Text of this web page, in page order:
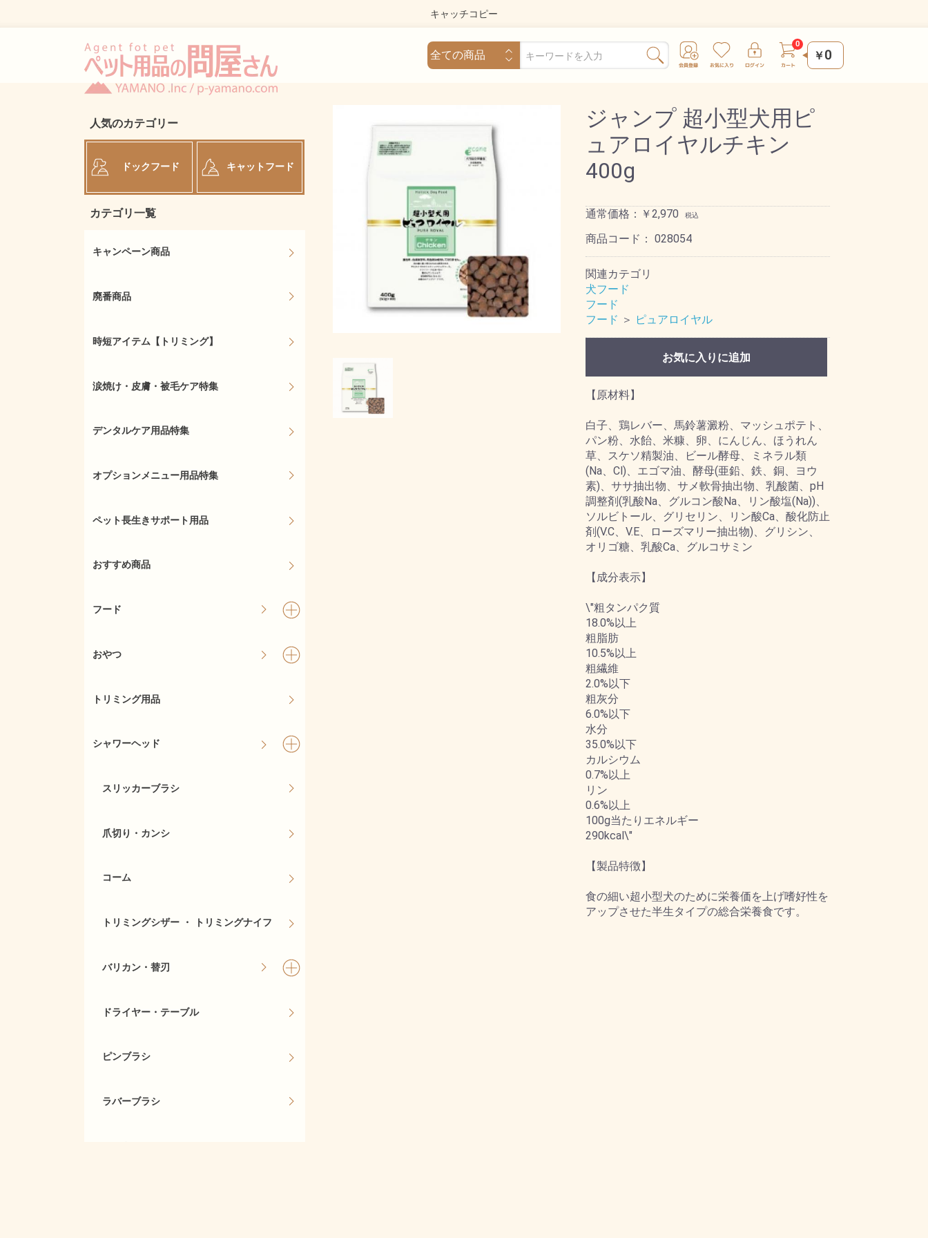
キャッチコピー
￥0
ジャンプ 超小型犬用ピ
ュアロイヤルチキン
400g
通常価格：￥2,970 税込
商品コード： 028054
関連カテゴリ
犬フード
フード
フード ＞ ピュアロイヤル
お気に入りに追加
【原材料】
白子、鶏レバー、馬鈴薯澱粉、マッシュポテト、
パン粉、水飴、米糠、卵、にんじん、ほうれん
草、スケソ精製油、ビール酵母、ミネラル類
(Na、Cl)、エゴマ油、酵母(亜鉛、鉄、銅、ヨウ
素)、ササ抽出物、サメ軟骨抽出物、乳酸菌、pH
調整剤(乳酸Na、グルコン酸Na、リン酸塩(Na))、
ソルビトール、グリセリン、リン酸Ca、酸化防止
剤(V.C、V.E、ローズマリー抽出物)、グリシン、
オリゴ糖、乳酸Ca、グルコサミン
【成分表示】
\"粗タンパク質
18.0%以上
粗脂肪
10.5%以上
粗繊維
2.0%以下
粗灰分
6.0%以下
水分
35.0%以下
カルシウム
0.7%以上
リン
0.6%以上
100g当たりエネルギー
290kcal\"
【製品特徴】
食の細い超小型犬のために栄養価を上げ嗜好性を
アップさせた半生タイプの総合栄養食です。
人気のカテゴリー
ドックフード キャットフード
カテゴリ一覧
キャンペーン商品
廃番商品
時短アイテム【トリミング】
涙焼け・皮膚・被毛ケア特集
デンタルケア用品特集
オプションメニュー用品特集
ペット長生きサポート用品
おすすめ商品
フード
おやつ
トリミング用品
シャワーヘッド
スリッカーブラシ
爪切り・カンシ
コーム
トリミングシザー ・ トリミングナイフ
バリカン・替刃
ドライヤー・テーブル
ピンブラシ
ラバーブラシ